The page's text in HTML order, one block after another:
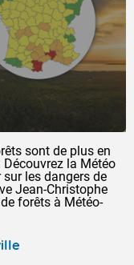
sont de plus en
la Météo
les dangers de
Jean-Christophe
forêts à Météo-